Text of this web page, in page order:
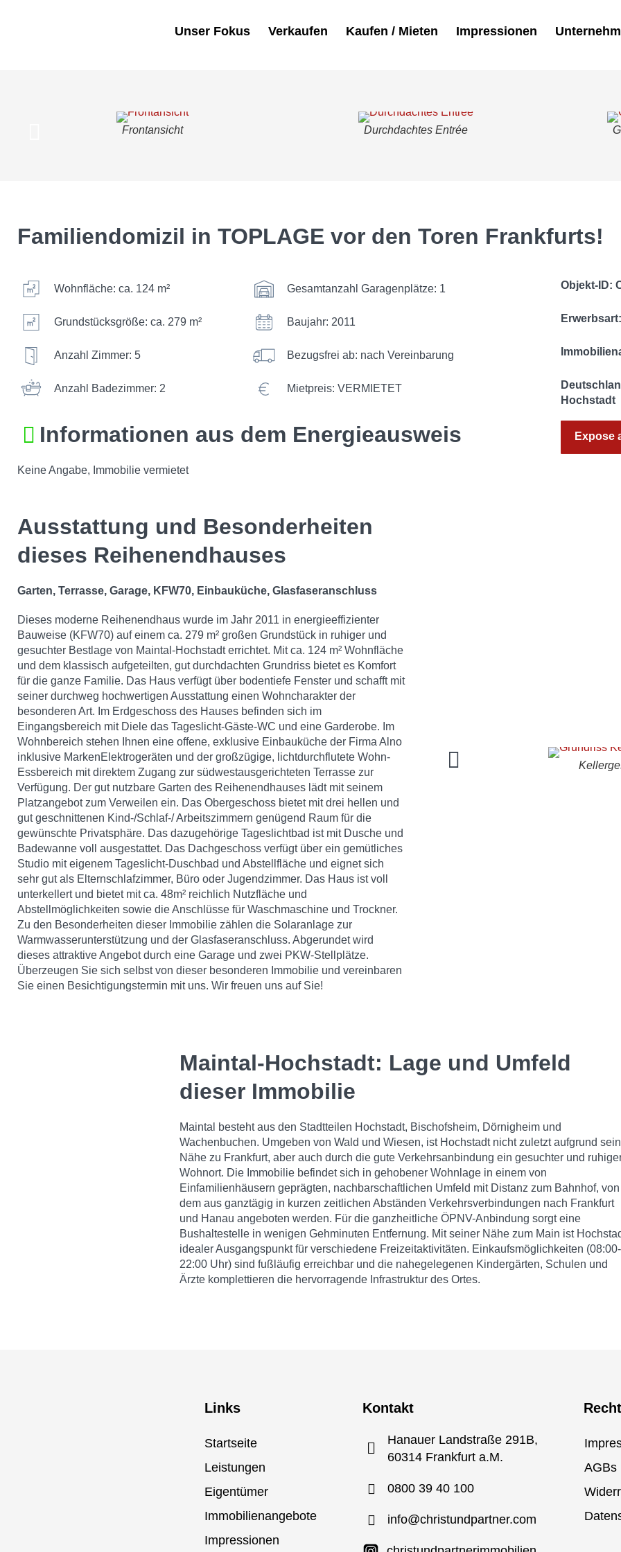
Unser Fokus Verkaufen Kaufen / Mieten Impressionen
Frontansicht Durchdachtes Entrée
Familiendomizil in TOPLAGE vor den Toren Frankfurts!
Wohnfläche: ca. 124 m²
Grundstücksgröße: ca. 279 m²
Anzahl Zimmer: 5
Anzahl Badezimmer: 2
Gesamtanzahl Garagenplätze: 1
Baujahr: 2011
Bezugsfrei ab: nach Vereinbarung
Mietpreis: VERMIETET
Objekt-ID:
Hochstadt
Informationen aus dem Energieausweis
Keine Angabe, Immobilie vermietet
Expose
Ausstattung und Besonderheiten
dieses Reihenendhauses
Garten, Terrasse, Garage, KFW70, Einbauküche, Glasfaseranschluss
Dieses moderne Reihenendhaus wurde im Jahr 2011 in energieeffizienter
Bauweise (KFW70) auf einem ca. 279 m² großen Grundstück in ruhiger und
gesuchter Bestlage von Maintal-Hochstadt errichtet. Mit ca. 124 m² Wohnfläche
und dem klassisch aufgeteilten, gut durchdachten Grundriss bietet es Komfort
für die ganze Familie. Das Haus verfügt über bodentiefe Fenster und schafft mit
seiner durchweg hochwertigen Ausstattung einen Wohncharakter der
besonderen Art. Im Erdgeschoss des Hauses befinden sich im
Eingangsbereich mit Diele das Tageslicht-Gäste-WC und eine Garderobe. Im
Wohnbereich stehen Ihnen eine offene, exklusive Einbauküche der Firma Alno
inklusive MarkenElektrogeräten und der großzügige, lichtdurchflutete Wohn-
Essbereich mit direktem Zugang zur südwestausgerichteten Terrasse zur
Verfügung. Der gut nutzbare Garten des Reihenendhauses lädt mit seinem
Platzangebot zum Verweilen ein. Das Obergeschoss bietet mit drei hellen und
gut geschnittenen Kind-/Schlaf-/ Arbeitszimmern genügend Raum für die
gewünschte Privatsphäre. Das dazugehörige Tageslichtbad ist mit Dusche und
Badewanne voll ausgestattet. Das Dachgeschoss verfügt über ein gemütliches
Studio mit eigenem Tageslicht-Duschbad und Abstellfläche und eignet sich
sehr gut als Elternschlafzimmer, Büro oder Jugendzimmer. Das Haus ist voll
unterkellert und bietet mit ca. 48m² reichlich Nutzfläche und
Abstellmöglichkeiten sowie die Anschlüsse für Waschmaschine und Trockner.
Zu den Besonderheiten dieser Immobilie zählen die Solaranlage zur
Warmwasserunterstützung und der Glasfaseranschluss. Abgerundet wird
dieses attraktive Angebot durch eine Garage und zwei PKW-Stellplätze.
Überzeugen Sie sich selbst von dieser besonderen Immobilie und vereinbaren
Sie einen Besichtigungstermin mit uns. Wir freuen uns auf Sie!
Maintal-Hochstadt: Lage und Umfeld
dieser Immobilie
Maintal besteht aus den Stadtteilen Hochstadt, Bischofsheim, Dörnigheim und
Wachenbuchen. Umgeben von Wald und Wiesen, ist Hochstadt nicht zuletzt aufgrund
Nähe zu Frankfurt, aber auch durch die gute Verkehrsanbindung ein gesuchter und
Wohnort. Die Immobilie befindet sich in gehobener Wohnlage in einem von
Einfamilienhäusern geprägten, nachbarschaftlichen Umfeld mit Distanz zum Bahnhof, von
dem aus ganztägig in kurzen zeitlichen Abständen Verkehrsverbindungen nach Frankfurt
und Hanau angeboten werden. Für die ganzheitliche ÖPNV-Anbindung sorgt eine
Bushaltestelle in wenigen Gehminuten Entfernung. Mit seiner Nähe zum Main ist
idealer Ausgangspunkt für verschiedene Freizeitaktivitäten. Einkaufsmöglichkeiten (08:00-
22:00 Uhr) sind fußläufig erreichbar und die nahegelegenen Kindergärten, Schulen und
Ärzte komplettieren die hervorragende Infrastruktur des Ortes.
Links
Startseite
Leistungen
Eigentümer
Immobilienangebote
Impressionen
Kontakt
Hanauer Landstraße 291B,
60314 Frankfurt a.M.
0800 39 40 100
info@christundpartner.com
AGBs